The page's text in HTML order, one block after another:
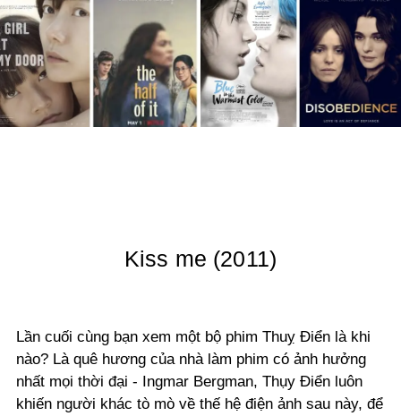
Kiss me (2011)
Lần cuối cùng bạn xem một bộ phim Thuỵ Điển là khi
nào? Là quê hương của nhà làm phim có ảnh hưởng
nhất mọi thời đại - Ingmar Bergman, Thụy Điển luôn
khiến người khác tò mò về thế hệ điện ảnh sau này, để